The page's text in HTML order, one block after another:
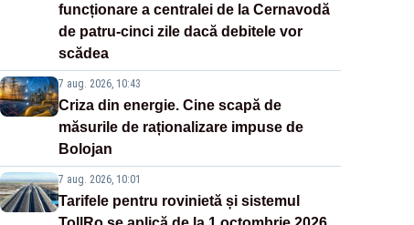
funcționare a centralei de la Cernavodă
de patru-cinci zile dacă debitele vor
scădea
7 aug. 2026, 10:43
Criza din energie. Cine scapă de
măsurile de raționalizare impuse de
Bolojan
7 aug. 2026, 10:01
Tarifele pentru rovinietă și sistemul